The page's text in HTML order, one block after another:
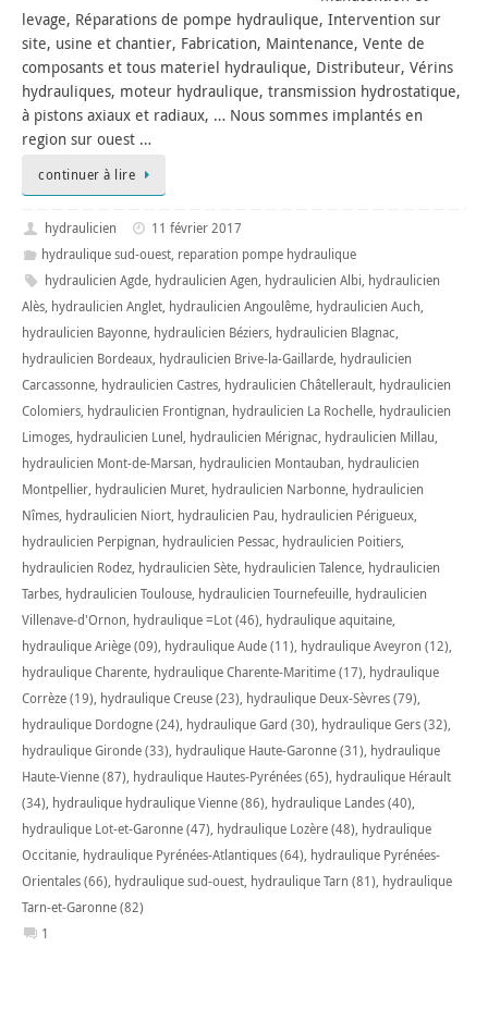
levage, Réparations de pompe hydraulique, Intervention sur
site, usine et chantier, Fabrication, Maintenance, Vente de
composants et tous materiel hydraulique, Distributeur, Vérins
hydrauliques, moteur hydraulique, transmission hydrostatique,
à pistons axiaux et radiaux, … Nous sommes implantés en
region sur ouest …
continuer à lire
hydraulicien
11 février 2017
hydraulique sud-ouest, reparation pompe hydraulique
hydraulicien Agde, hydraulicien Agen, hydraulicien Albi, hydraulicien
Alès, hydraulicien Anglet, hydraulicien Angoulême, hydraulicien Auch,
hydraulicien Bayonne, hydraulicien Béziers, hydraulicien Blagnac,
hydraulicien Bordeaux, hydraulicien Brive-la-Gaillarde, hydraulicien
Carcassonne, hydraulicien Castres, hydraulicien Châtellerault, hydraulicien
Colomiers, hydraulicien Frontignan, hydraulicien La Rochelle, hydraulicien
Limoges, hydraulicien Lunel, hydraulicien Mérignac, hydraulicien Millau,
hydraulicien Mont-de-Marsan, hydraulicien Montauban, hydraulicien
Montpellier, hydraulicien Muret, hydraulicien Narbonne, hydraulicien
Nîmes, hydraulicien Niort, hydraulicien Pau, hydraulicien Périgueux,
hydraulicien Perpignan, hydraulicien Pessac, hydraulicien Poitiers,
hydraulicien Rodez, hydraulicien Sète, hydraulicien Talence, hydraulicien
Tarbes, hydraulicien Toulouse, hydraulicien Tournefeuille, hydraulicien
Villenave-d'Ornon, hydraulique =Lot (46), hydraulique aquitaine,
hydraulique Ariège (09), hydraulique Aude (11), hydraulique Aveyron (12),
hydraulique Charente, hydraulique Charente-Maritime (17), hydraulique
Corrèze (19), hydraulique Creuse (23), hydraulique Deux-Sèvres (79),
hydraulique Dordogne (24), hydraulique Gard (30), hydraulique Gers (32),
hydraulique Gironde (33), hydraulique Haute-Garonne (31), hydraulique
Haute-Vienne (87), hydraulique Hautes-Pyrénées (65), hydraulique Hérault
(34), hydraulique hydraulique Vienne (86), hydraulique Landes (40),
hydraulique Lot-et-Garonne (47), hydraulique Lozère (48), hydraulique
Occitanie, hydraulique Pyrénées-Atlantiques (64), hydraulique Pyrénées-
Orientales (66), hydraulique sud-ouest, hydraulique Tarn (81), hydraulique
Tarn-et-Garonne (82)
1